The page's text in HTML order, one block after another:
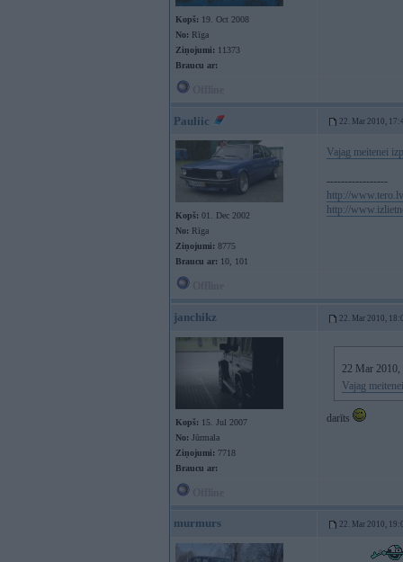
Kopš: 19. Oct 2008
No: Rīga
Ziņojumi: 11373
Braucu ar:
Pauliic 22. Mar 2010,
Kopš: 01. Dec 2002
No: Rīga
Ziņojumi: 8775
Braucu ar: 10, 101
Vajag meitenei
-----------------
http://www.tero.lv
http://
janchikz 22. Mar 2010,
Kopš: 15. Jul 2007
No: Jūrmala
Ziņojumi: 7718
Braucu ar:
22 Mar 2010,
Vajag
darīts
murmurs 22. Mar 2010,